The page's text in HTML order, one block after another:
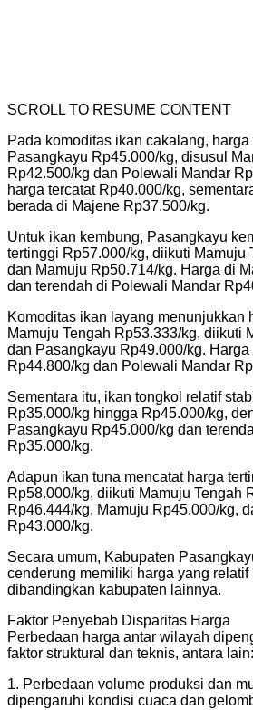
SCROLL TO RESUME CONTENT
Pada komoditas ikan cakalang,
Pasangkayu Rp45.000/kg, disusul
Rp42.500/kg dan Polewali Mandar
harga tercatat Rp40.000/kg,
berada di Majene Rp37.500/kg.
Untuk ikan kembung, Pasangkayu
tertinggi Rp57.000/kg, diikuti Mamuju
dan Mamuju Rp50.714/kg. Harga di
dan terendah di Polewali Mandar
Komoditas ikan layang menunjukkan
Mamuju Tengah Rp53.333/kg, diikuti
dan Pasangkayu Rp49.000/kg.
Rp44.800/kg dan Polewali Mandar
Sementara itu, ikan tongkol relatif
Rp35.000/kg hingga Rp45.000/kg,
Pasangkayu Rp45.000/kg dan
Rp35.000/kg.
Adapun ikan tuna mencatat harga
Rp58.000/kg, diikuti Mamuju Tengah
Rp46.444/kg, Mamuju Rp45.000/kg,
Rp43.000/kg.
Secara umum, Kabupaten
cenderung memiliki harga yang relatif
dibandingkan kabupaten lainnya.
Faktor Penyebab Disparitas Harga
Perbedaan harga antar wilayah
faktor struktural dan teknis, antara lain:
1. Perbedaan volume produksi dan
dipengaruhi kondisi cuaca dan